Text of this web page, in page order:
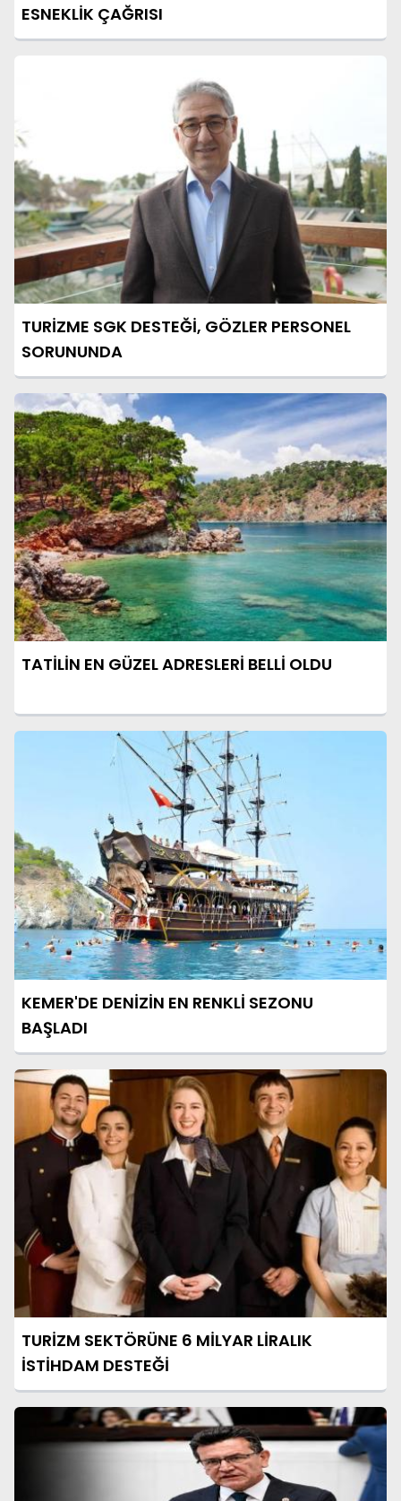
ESNEKLİK ÇAĞRISI
TURİZME SGK DESTEĞİ, GÖZLER PERSONEL
SORUNUNDA
TATİLİN EN GÜZEL ADRESLERİ BELLİ OLDU
KEMER'DE DENİZİN EN RENKLİ SEZONU
BAŞLADI
TURİZM SEKTÖRÜNE 6 MİLYAR LİRALIK
İSTİHDAM DESTEĞİ